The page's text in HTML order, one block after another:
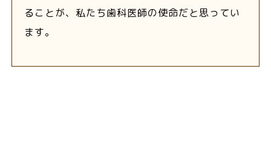
ることが、私たち歯科医師の使命だと思ってい
ます。